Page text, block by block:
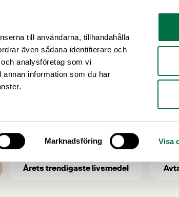
till användarna, tillhandahålla
även sådana identifierare och
analysföretag som vi
information som du har
Marknadsföring Visa
Årets trendigaste livsmedel